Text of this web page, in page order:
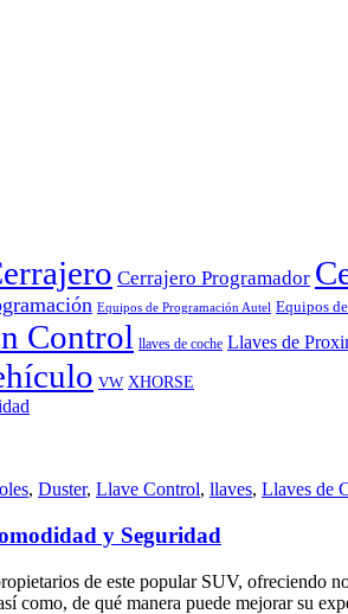
Cerrajero Programador
Equipos de Programación Autel Equipos
Control llaves de coche Llaves de
VW XHORSE
, Duster, Llave Control, llaves, Llaves de
y Seguridad
de este popular SUV, ofreciendo
como, de qué manera puede mejorar su